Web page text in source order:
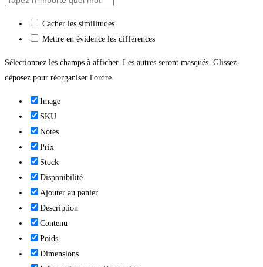
Cacher les similitudes
Mettre en évidence les différences
Sélectionnez les champs à afficher. Les autres seront masqués. Glissez-
déposez pour réorganiser l'ordre.
Image
SKU
Notes
Prix
Stock
Disponibilité
Ajouter au panier
Description
Contenu
Poids
Dimensions